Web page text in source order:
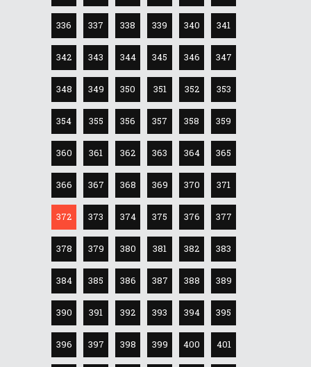
336 337 338 339 340 341
342 343 344 345 346 347
348 349 350 351 352 353
354 355 356 357 358 359
360 361 362 363 364 365
366 367 368 369 370 371
372 373 374 375 376 377
378 379 380 381 382 383
384 385 386 387 388 389
390 391 392 393 394 395
396 397 398 399 400 401